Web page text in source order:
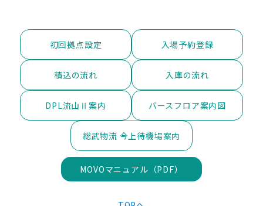
初回拠点設定 入場予約登録
積込の流れ 入庫の流れ
DPL流山Ⅱ案内 バースフロア案内図
総武物流 今上待機場案内
MOVOマニュアル（PDF）